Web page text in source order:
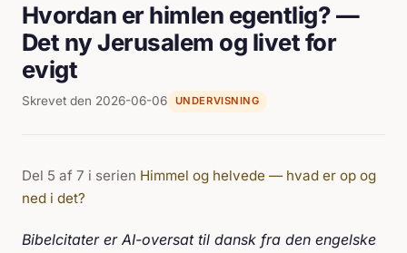
Hvordan er himlen egentlig? —
Det ny Jerusalem og livet for
evigt
Skrevet den 2026-06-06 UNDERVISNING
Del 5 af 7 i serien Himmel og helvede — hvad er op og
ned i det?
Bibelcitater er AI-oversat til dansk fra den engelske